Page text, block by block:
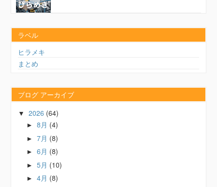
ラベル
ヒラメキ
まとめ
ブログ アーカイブ
▼2026 (64)
►8月 (4)
►7月 (8)
►6月 (8)
►5月 (10)
►4月 (8)